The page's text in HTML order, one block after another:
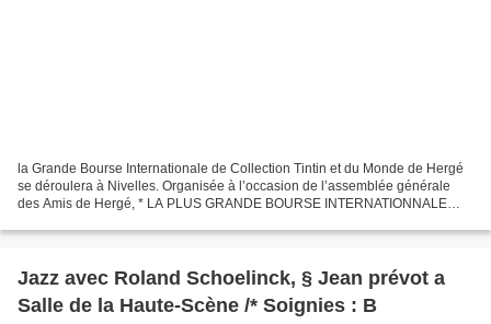
la Grande Bourse Internationale de Collection Tintin et du Monde de Hergé
se déroulera à Nivelles. Organisée à l’occasion de l’assemblée générale
des Amis de Hergé, * LA PLUS GRANDE BOURSE INTERNATIONNALE
Jazz avec Roland Schoelinck, § Jean prévot a
Salle de la Haute-Scène /* Soignies : B